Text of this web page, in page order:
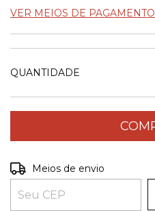
VER MEIOS DE PAGAMENTO
QUANTIDADE
Entregas para o CEP:
Meios de envio